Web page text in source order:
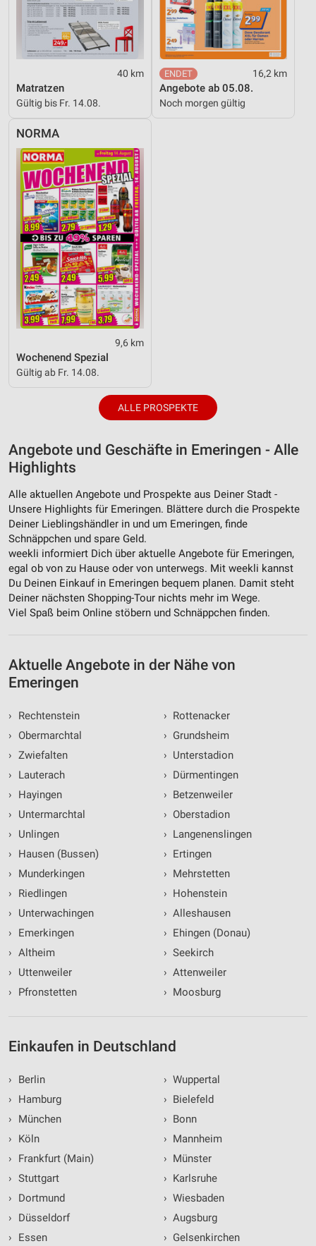
40 km
Matratzen
Gültig bis Fr. 14.08.
16,2 km
Angebote ab 05.08.
Noch morgen gültig
NORMA
9,6 km
Wochenend Spezial
Gültig ab Fr. 14.08.
ALLE PROSPEKTE
Angebote und Geschäfte in Emeringen - Alle
Highlights
Alle aktuellen Angebote und Prospekte aus Deiner Stadt -
Unsere Highlights für Emeringen. Blättere durch die Prospekte
Deiner Lieblingshändler in und um Emeringen, finde
Schnäppchen und spare Geld.
weekli informiert Dich über aktuelle Angebote für Emeringen,
egal ob von zu Hause oder von unterwegs. Mit weekli kannst
Du Deinen Einkauf in Emeringen bequem planen. Damit steht
Deiner nächsten Shopping-Tour nichts mehr im Wege.
Viel Spaß beim Online stöbern und Schnäppchen finden.
Aktuelle Angebote in der Nähe von
Emeringen
›
Rechtenstein
›
Obermarchtal
› Zwiefalten
›
Lauterach
›
Hayingen
›
Untermarchtal
›
Unlingen
›
Hausen (Bussen)
›
Munderkingen
›
Riedlingen
›
Unterwachingen
›
Emerkingen
› Altheim
›
Uttenweiler
›
Pfronstetten
› Rottenacker
› Grundsheim
› Unterstadion
› Dürmentingen
› Betzenweiler
› Oberstadion
› Langenenslingen
› Ertingen
› Mehrstetten
› Hohenstein
› Alleshausen
› Ehingen (Donau)
› Seekirch
› Attenweiler
› Moosburg
Einkaufen in Deutschland
›
Berlin
›
Hamburg
›
München
›
Köln
›
Frankfurt (Main)
› Stuttgart
›
Dortmund
›
Düsseldorf
›
Essen
› Wuppertal
› Bielefeld
› Bonn
› Mannheim
› Münster
› Karlsruhe
› Wiesbaden
› Augsburg
› Gelsenkirchen